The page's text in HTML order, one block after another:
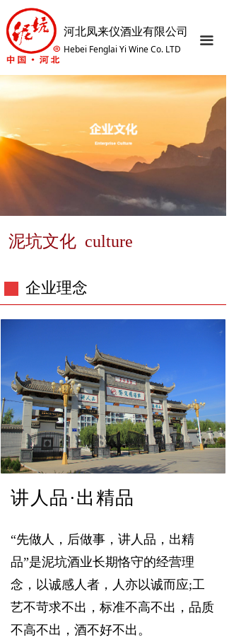
河北凤来仪酒业有限公司
Hebei Fenglai Yi Wine Co. LTD
끀
网站首页
关于我们
产品中心
发展历程
荣誉资质
厂区展示
智慧之旅
新闻资讯
泥坑文化 culture
“先做人，后做事，讲人品，出精
品”是泥坑酒业长期恪守的经营理
念，以诚感人者，人亦以诚而应;工
艺不苛求不出，标准不高不出，品质
不高不出，酒不好不出。
企业理念
讲人品·出精品